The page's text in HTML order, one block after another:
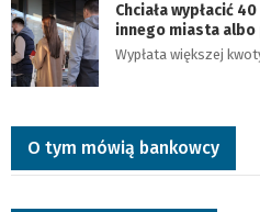
Chciała wypłacić
innego miasta
Wypłata większej
O tym mówią bankowcy